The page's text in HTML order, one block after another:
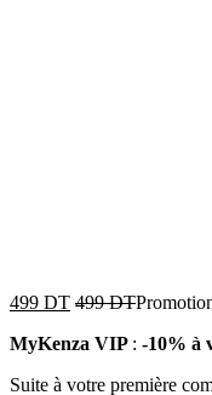
499 DT 499DT
MyKenza VIP : -10% à
Suite à votre première